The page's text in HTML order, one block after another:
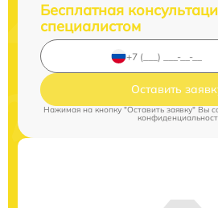
Бесплатная
специалистом
Оставить
Нажимая на кнопку "Оставить заявку" Вы